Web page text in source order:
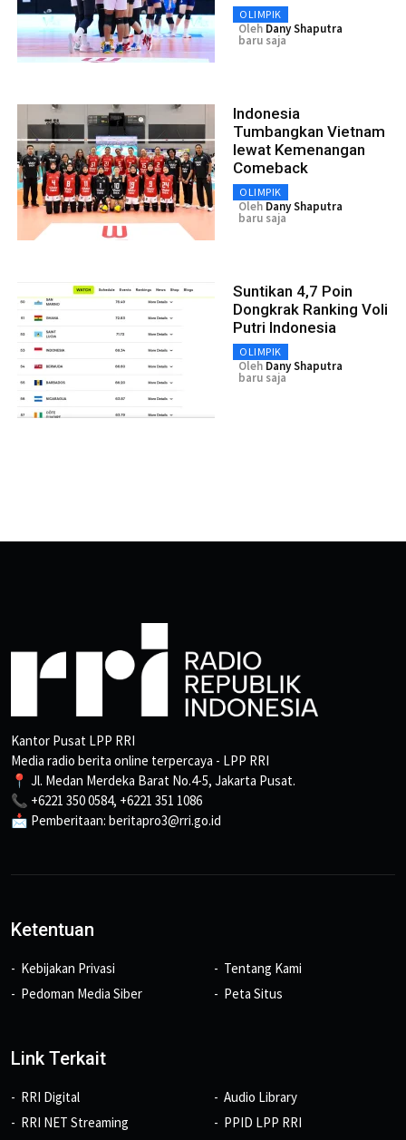
OLIMPIK
Oleh Dany Shaputra
baru saja
Indonesia
Tumbangkan Vietnam
lewat Kemenangan
Comeback
OLIMPIK
Oleh Dany Shaputra
baru saja
Suntikan 4,7 Poin
Dongkrak Ranking Voli
Putri Indonesia
OLIMPIK
Oleh Dany Shaputra
baru saja
Kantor Pusat LPP RRI
Media radio berita online terpercaya - LPP RRI
📍 Jl. Medan Merdeka Barat No.4-5, Jakarta Pusat.
📞 +6221 350 0584, +6221 351 1086
📩 Pemberitaan: beritapro3@rri.go.id
Ketentuan
Kebijakan Privasi
Pedoman Media Siber
Tentang Kami
Peta Situs
Link Terkait
RRI Digital
RRI NET Streaming
Audio Library
PPID LPP RRI